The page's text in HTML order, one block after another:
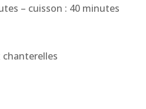
– cuisson : 40 minutes
chanterelles